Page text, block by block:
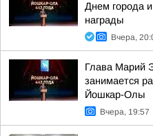
Днем города
награды
Вчера,
Глава Марий
занимается
Йошкар-Олы
Вчера, 19:57